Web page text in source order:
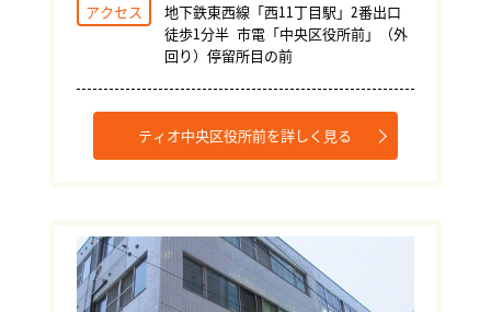
アクセス
地下鉄東西線「西11丁目駅」2番出口
徒歩1分半 市電「中央区役所前」（外
回り）停留所目の前
ティオ中央区役所前を詳しく見る